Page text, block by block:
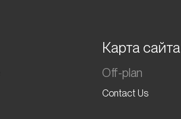
Карта сайта
Off-plan
Contact Us